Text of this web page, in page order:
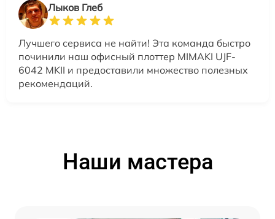
Лыков Глеб
Лучшего сервиса не найти! Эта команда быстро
починили наш офисный плоттер MIMAKI UJF-
6042 MKII и предоставили множество полезных
рекомендаций.
Наши мастера